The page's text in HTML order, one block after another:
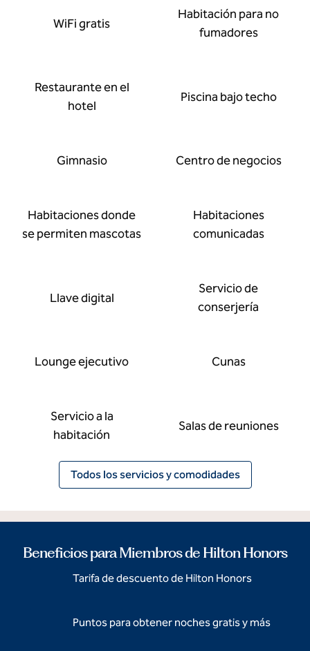
WiFi gratis
Habitación para no
fumadores
Restaurante en el
hotel
Piscina bajo techo
Gimnasio Centro de negocios
Habitaciones donde
se permiten mascotas
Habitaciones
comunicadas
Llave digital
Servicio de
conserjería
Lounge ejecutivo Cunas
Servicio a la
habitación
Salas de reuniones
Todos los servicios y comodidades
Beneficios para Miembros de Hilton Honors
Tarifa de descuento de Hilton Honors
Puntos para obtener noches gratis y más